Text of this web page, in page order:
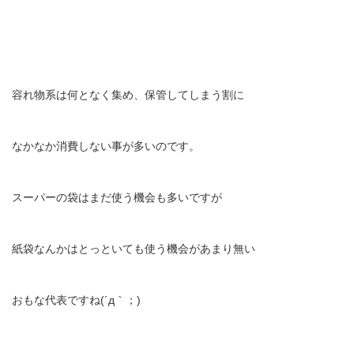
容れ物系は何となく集め、保管してしまう割に
なかなか消費しない事が多いのです。
スーパーの袋はまだ使う機会も多いですが
紙袋なんかはとっといても使う機会があまり無い
おもな代表ですね(´д｀；)